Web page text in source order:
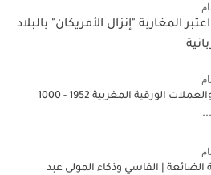
المغاربة "إنزال الأمريكان" بالبلاد
النقود والعملات الورقية المغربية 1952 - 1000
الضائعة | الفاسي وذكاء المولى عبد